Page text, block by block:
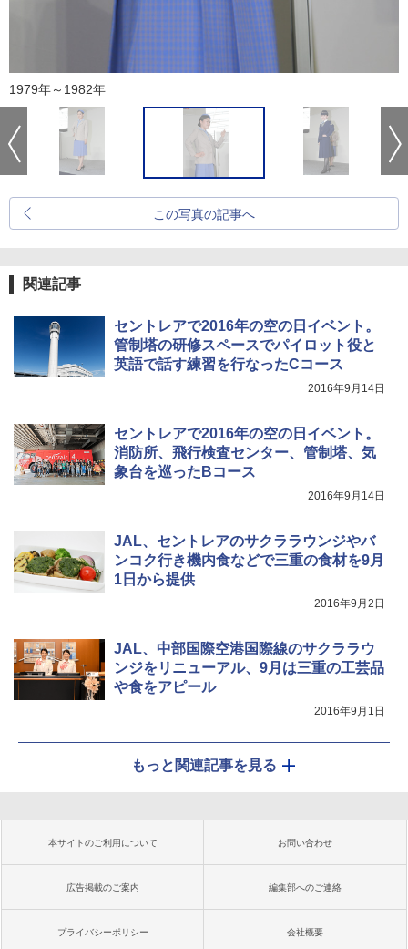
1979年～1982年
この写真の記事へ
関連記事
セントレアで2016年の空の日イベント。
管制塔の研修スペースでパイロット役と
英語で話す練習を行なったCコース
2016年9月14日
セントレアで2016年の空の日イベント。
消防所、飛行検査センター、管制塔、気
象台を巡ったBコース
2016年9月14日
JAL、セントレアのサクララウンジやバ
ンコク行き機内食などで三重の食材を9月
1日から提供
2016年9月2日
JAL、中部国際空港国際線のサクララウ
ンジをリニューアル、9月は三重の工芸品
や食をアピール
2016年9月1日
もっと関連記事を見る
本サイトのご利用について お問い合わせ
広告掲載のご案内 編集部へのご連絡
プライバシーポリシー 会社概要